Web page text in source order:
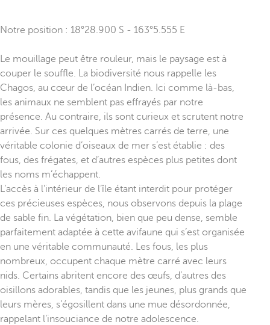
Notre position : 18°28.900 S - 163°5.555 E
Le mouillage peut être rouleur, mais le paysage est à
couper le souffle. La biodiversité nous rappelle les
Chagos, au cœur de l’océan Indien. Ici comme là-bas,
les animaux ne semblent pas effrayés par notre
présence. Au contraire, ils sont curieux et scrutent notre
arrivée. Sur ces quelques mètres carrés de terre, une
véritable colonie d’oiseaux de mer s’est établie : des
fous, des frégates, et d’autres espèces plus petites dont
les noms m’échappent.
L’accès à l’intérieur de l’île étant interdit pour protéger
ces précieuses espèces, nous observons depuis la plage
de sable fin. La végétation, bien que peu dense, semble
parfaitement adaptée à cette avifaune qui s’est organisée
en une véritable communauté. Les fous, les plus
nombreux, occupent chaque mètre carré avec leurs
nids. Certains abritent encore des œufs, d’autres des
oisillons adorables, tandis que les jeunes, plus grands que
leurs mères, s’égosillent dans une mue désordonnée,
rappelant l’insouciance de notre adolescence.